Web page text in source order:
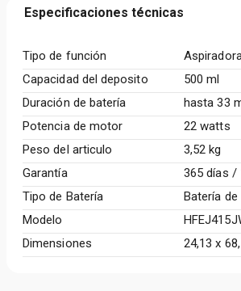
Especificaciones técnicas
Tipo de función
Capacidad del deposito
500 ml
Duración de batería
hasta 33
Potencia de motor
22 watts
Peso del articulo
3,52 kg
Garantía
365 días /
Tipo de Batería
Batería
Modelo
Dimensiones
24,13 x